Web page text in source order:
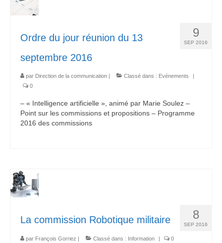
9
SEP 2016
Ordre du jour réunion du 13
septembre 2016
par Direction de la communication Classé dans : Evénements
0
– « Intelligence artificielle », animé par Marie Soulez –
Point sur les commissions et propositions – Programme
2016 des commissions
8
SEP 2016
La commission Robotique militaire
par François Gorriez | Classé dans : Information | 0